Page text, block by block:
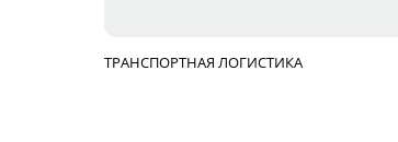
ТРАНСПОРТНАЯ ЛОГИСТИКА